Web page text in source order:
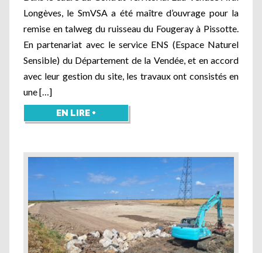
Longèves, le SmVSA a été maître d’ouvrage pour la
remise en talweg du ruisseau du Fougeray à Pissotte.
En partenariat avec le service ENS (Espace Naturel
Sensible) du Département de la Vendée, et en accord
avec leur gestion du site, les travaux ont consistés en
une […]
EN LIRE +